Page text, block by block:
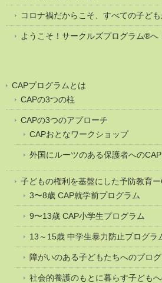
コロナ禍だからこそ、すべての子ども
ようこそ！サークルズプログラム®へ
CAPプログラムとは
CAPの3つの柱
CAPの3つのアプローチ
CAPおとなワークショップ
外国にルーツのある保護者への
子どもの権利を基盤にした予防教育
3〜8歳 CAP就学前プログラム
9〜13歳 CAP小学生プログラム
13～15歳 中学生暴力防止プログラ
障がいのある子どもたちへのプロ
社会的養護のもとに暮らす子ども